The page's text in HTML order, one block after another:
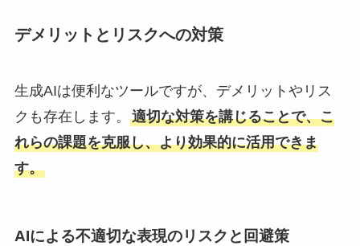
デメリットとリスクへの対策
生成AIは便利なツールですが、デメリットやリス
クも存在します。 適切な対策を講じることで、こ
れらの課題を克服し、より効果的に活用できま
す。
AIによる不適切な表現のリスクと回避策